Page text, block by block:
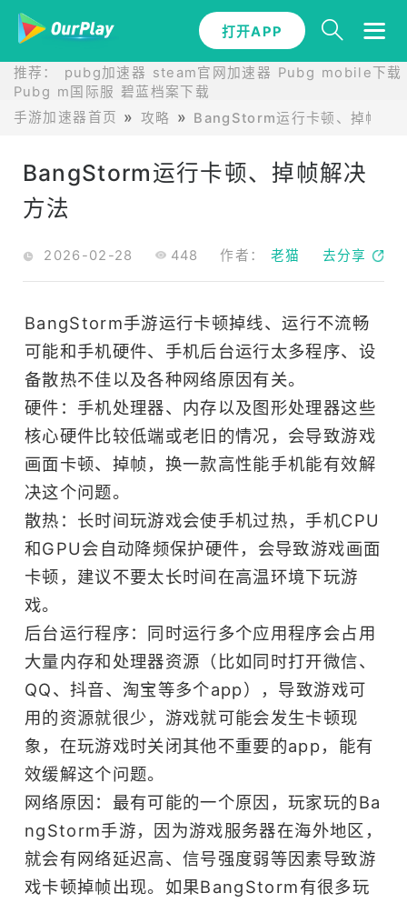
打开APP
推荐： pubg加速器 steam官网加速器 Pubg mobile下载
Pubg m国际服 碧蓝档案下载
手游加速器首页
攻略 BangStorm运行卡顿、掉帧解
BangStorm运行卡顿、掉帧解决
方法
2026-02-28 448 作者：老猫 去分享
BangStorm手游运行卡顿掉线、运行不流畅
可能和手机硬件、手机后台运行太多程序、设
备散热不佳以及各种网络原因有关。
硬件：手机处理器、内存以及图形处理器这些
核心硬件比较低端或老旧的情况，会导致游戏
画面卡顿、掉帧，换一款高性能手机能有效解
决这个问题。
散热：长时间玩游戏会使手机过热，手机CPU
和GPU会自动降频保护硬件，会导致游戏画面
卡顿，建议不要太长时间在高温环境下玩游
戏。
后台运行程序：同时运行多个应用程序会占用
大量内存和处理器资源（比如同时打开微信、
QQ、抖音、淘宝等多个app），导致游戏可
用的资源就很少，游戏就可能会发生卡顿现
象，在玩游戏时关闭其他不重要的app，能有
效缓解这个问题。
网络原因：最有可能的一个原因，玩家玩的Ba
ngStorm手游，因为游戏服务器在海外地区，
就会有网络延迟高、信号强度弱等因素导致游
戏卡顿掉帧出现。如果BangStorm有很多玩